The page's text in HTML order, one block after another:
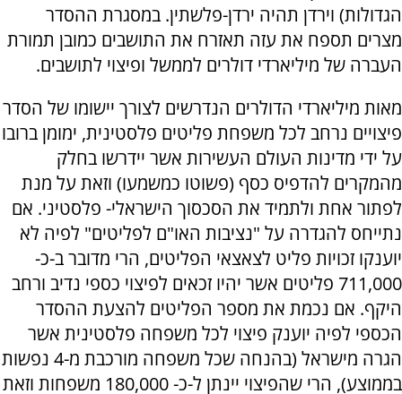
הגדולות) וירדן תהיה ירדן-פלשתין. במסגרת ההסדר
מצרים תספח את עזה תאזרח את התושבים כמובן תמורת
העברה של מיליארדי דולרים לממשל ופיצוי לתושבים.
מאות מיליארדי הדולרים הנדרשים לצורך יישומו של הסדר
פיצויים נרחב לכל משפחת פליטים פלסטינית, ימומן ברובו
על ידי מדינות העולם העשירות אשר יידרשו בחלק
מהמקרים להדפיס כסף (פשוטו כמשמעו) וזאת על מנת
לפתור אחת ולתמיד את הסכסוך הישראלי- פלסטיני. אם
נתייחס להגדרה על "נציבות האו"ם לפליטים" לפיה לא
יוענקו זכויות פליט לצאצאי הפליטים, הרי מדובר ב-כ-
711,000 פליטים אשר יהיו זכאים לפיצוי כספי נדיב ורחב
היקף. אם נכמת את מספר הפליטים להצעת ההסדר
הכספי לפיה יוענק פיצוי לכל משפחה פלסטינית אשר
הגרה מישראל (בהנחה שכל משפחה מורכבת מ-4 נפשות
בממוצע), הרי שהפיצוי יינתן ל-כ- 180,000 משפחות וזאת